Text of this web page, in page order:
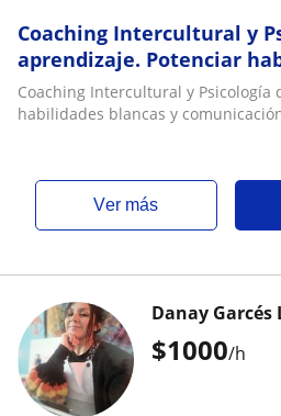
Coaching Intercultural y
aprendizaje. Potenciar
comunicación
Coaching Intercultural y Psicología
habilidades blancas y
ver más
$1000/h
Danay Garcés